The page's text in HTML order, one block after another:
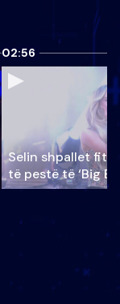
02:56
Selin shpallet
të pestë të ‘Big